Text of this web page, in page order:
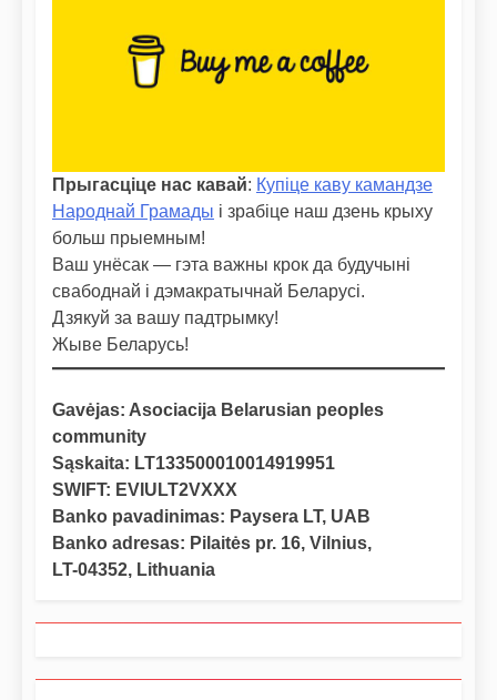
Прыгасціце нас кавай: Купіце каву камандзе
Народнай Грамады і зрабіце наш дзень крыху
больш прыемным!
Ваш унёсак — гэта важны крок да будучыні
свабоднай і дэмакратычнай Беларусі.
Дзякуй за вашу падтрымку!
Жыве Беларусь!
Gavėjas: Asociacija Belarusian peoples
community
Sąskaita: LT133500010014919951
SWIFT: EVIULT2VXXX
Banko pavadinimas: Paysera LT, UAB
Banko adresas: Pilaitės pr. 16, Vilnius,
LT-04352, Lithuania